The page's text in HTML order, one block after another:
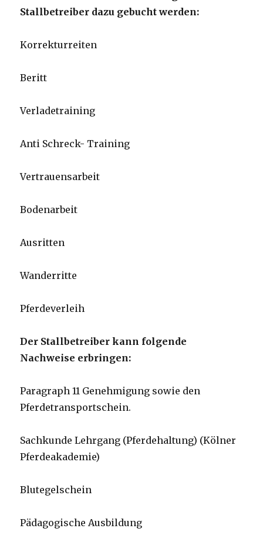
Stallbetreiber dazu gebucht werden:
Korrekturreiten
Beritt
Verladetraining
Anti Schreck- Training
Vertrauensarbeit
Bodenarbeit
Ausritten
Wanderritte
Pferdeverleih
Der Stallbetreiber kann folgende
Nachweise erbringen:
Paragraph 11 Genehmigung sowie den
Pferdetransportschein.
Sachkunde Lehrgang (Pferdehaltung) (Kölner
Pferdeakademie)
Blutegelschein
Pädagogische Ausbildung